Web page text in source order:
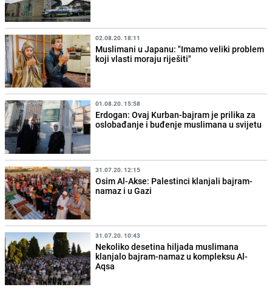
02.08.20. 18:11
Muslimani u Japanu: "Imamo veliki problem
koji vlasti moraju riješiti"
01.08.20. 15:58
Erdogan: Ovaj Kurban-bajram je prilika za
oslobađanje i buđenje muslimana u svijetu
31.07.20. 12:15
Osim Al-Akse: Palestinci klanjali bajram-
namaz i u Gazi
31.07.20. 10:43
Nekoliko desetina hiljada muslimana
klanjalo bajram-namaz u kompleksu Al-
Aqsa